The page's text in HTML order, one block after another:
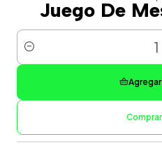
Juego De
Cantidad
Agregar